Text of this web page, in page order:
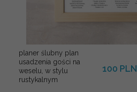
planer ślubny plan
usadzenia gości na
weselu, w stylu
rustykalnym
100 PLN